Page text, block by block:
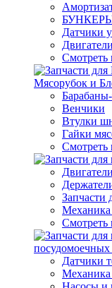
Датчики
Двигатели
Смотреть
Мясорубок и
Венчики
Втулки
Гайки
Смотреть
Запчасти
Механика
Смотреть
Датчики